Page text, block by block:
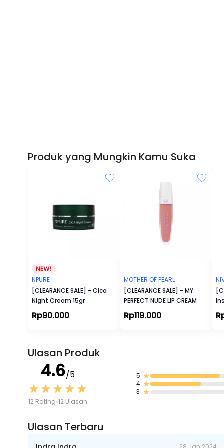
Produk yang Mungkin Kamu Suka
NPURE
[CLEARANCE SALE] - Cica
Night Cream 15gr
Rp90.000
MOTHER OF PEARL
[CLEARANCE SALE] - MY
PERFECT NUDE LIP CREAM
Rp119.000
Ulasan Produk
4.6/5
12 Rating 12 Ulasan
5
4
3
Ulasan Terbaru